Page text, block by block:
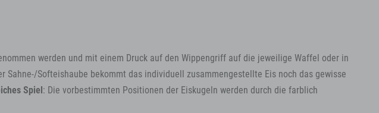
werden und mit einem Druck auf den Wippengriff auf die jeweilige Waffel oder in
Softeishaube bekommt das individuell zusammengestellte Eis noch das gewisse
Spiel : Die vorbestimmten Positionen der Eiskugeln werden durch die farblich